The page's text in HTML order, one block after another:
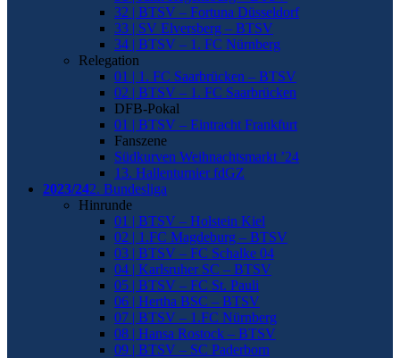
32 | BTSV – Fortuna Düsseldorf
33 | SV Elversberg – BTSV
34 | BTSV – 1. FC Nürnberg
Relegation
01 | 1. FC Saarbrücken – BTSV
02 | BTSV – 1. FC Saarbrücken
DFB-Pokal
01 | BTSV – Eintracht Frankfurt
Fanszene
Südkurven Weihnachtsmarkt ’24
13. Hallenturnier fdGZ
2023/242. Bundesliga
Hinrunde
01 | BTSV – Holstein Kiel
02 | 1.FC Magdeburg – BTSV
03 | BTSV – FC Schalke 04
04 | Karlsruher SC – BTSV
05 | BTSV – FC St. Pauli
06 | Hertha BSC – BTSV
07 | BTSV – 1.FC Nürnberg
08 | Hansa Rostock – BTSV
09 | BTSV – SC Paderborn